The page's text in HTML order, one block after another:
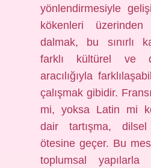
yönlendirmesiyle
kökenleri
dalmak, bu sınırlı
farklı kültürel ve
aracılığıyla
çalışmak gibidir.
mi, yoksa Latin mi
dair tartışma,
ötesine geçer. Bu
toplumsal yapılarla